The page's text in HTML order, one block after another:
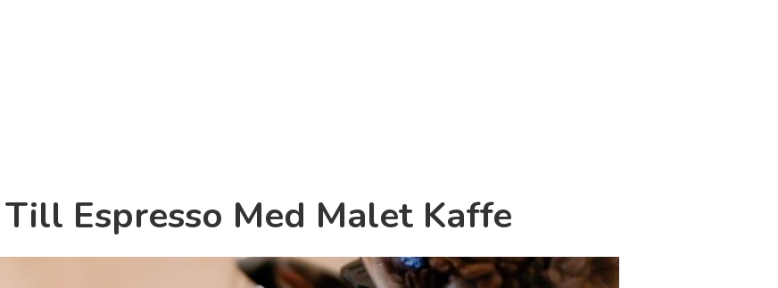
Till Espresso Med Malet Kaffe